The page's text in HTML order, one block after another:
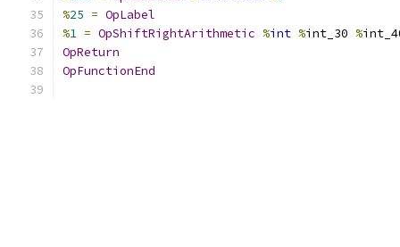
%25 = OpLabel
%1 = OpShiftRightArithmetic %int %int_30 %
OpReturn
OpFunctionEnd